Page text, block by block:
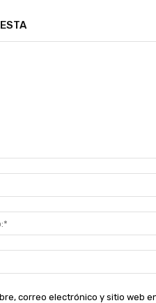
correo electrónico y sitio web